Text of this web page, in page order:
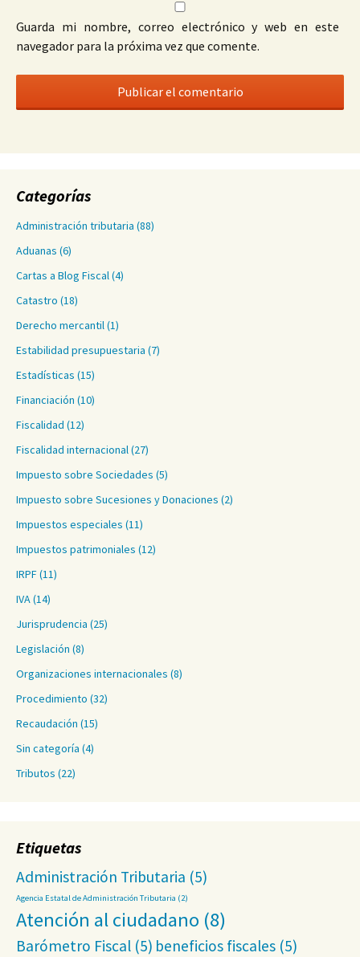
Guarda mi nombre, correo electrónico y web en este
navegador para la próxima vez que comente.
Categorías
Administración tributaria (88)
Aduanas (6)
Cartas a Blog Fiscal(4)
Catastro (18)
Derecho mercantil(1)
Estabilidad presupuestaria (7)
Estadísticas (15)
Financiación (10)
Fiscalidad (12)
Fiscalidad internacional(27)
Impuesto sobre Sociedades (5)
Impuesto sobre Sucesiones y Donaciones (2)
Impuestos especiales (11)
Impuestos patrimoniales (12)
IRPF(11)
IVA(14)
Jurisprudencia (25)
Legislación (8)
Organizaciones internacionales (8)
Procedimiento (32)
Recaudación (15)
Sin categoría (4)
Tributos (22)
Etiquetas
Administración Tributaria (5)
Agencia Estatal de Administración Tributaria (2)
Atención al ciudadano (8)
Barómetro Fiscal (5) beneficios fiscales (5)